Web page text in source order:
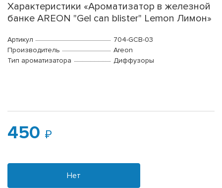
Характеристики «Ароматизатор в железной
банке AREON "Gel can blister" Lemon Лимон»
Артикул
704-GCB-03
Производитель
Areon
Тип ароматизатора
Диффузоры
450
Нет